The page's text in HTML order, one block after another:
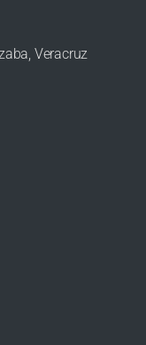
Veracruz